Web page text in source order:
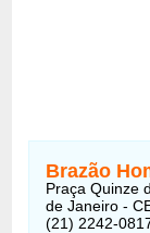
Brazão
Praça Quinze
de Janeiro -
(21) 2242-